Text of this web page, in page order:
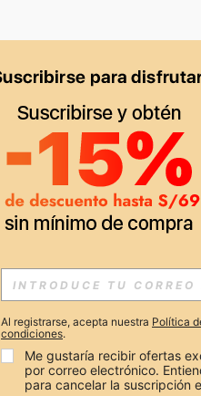
de nuevo.
EN APP
RECIBIR OFERTAS EXCLUSIVAS,
Al registrarse, acepta nuestra Política
condiciones.
Me gustaría recibir ofertas
por correo electrónico.
para cancelar la suscripción